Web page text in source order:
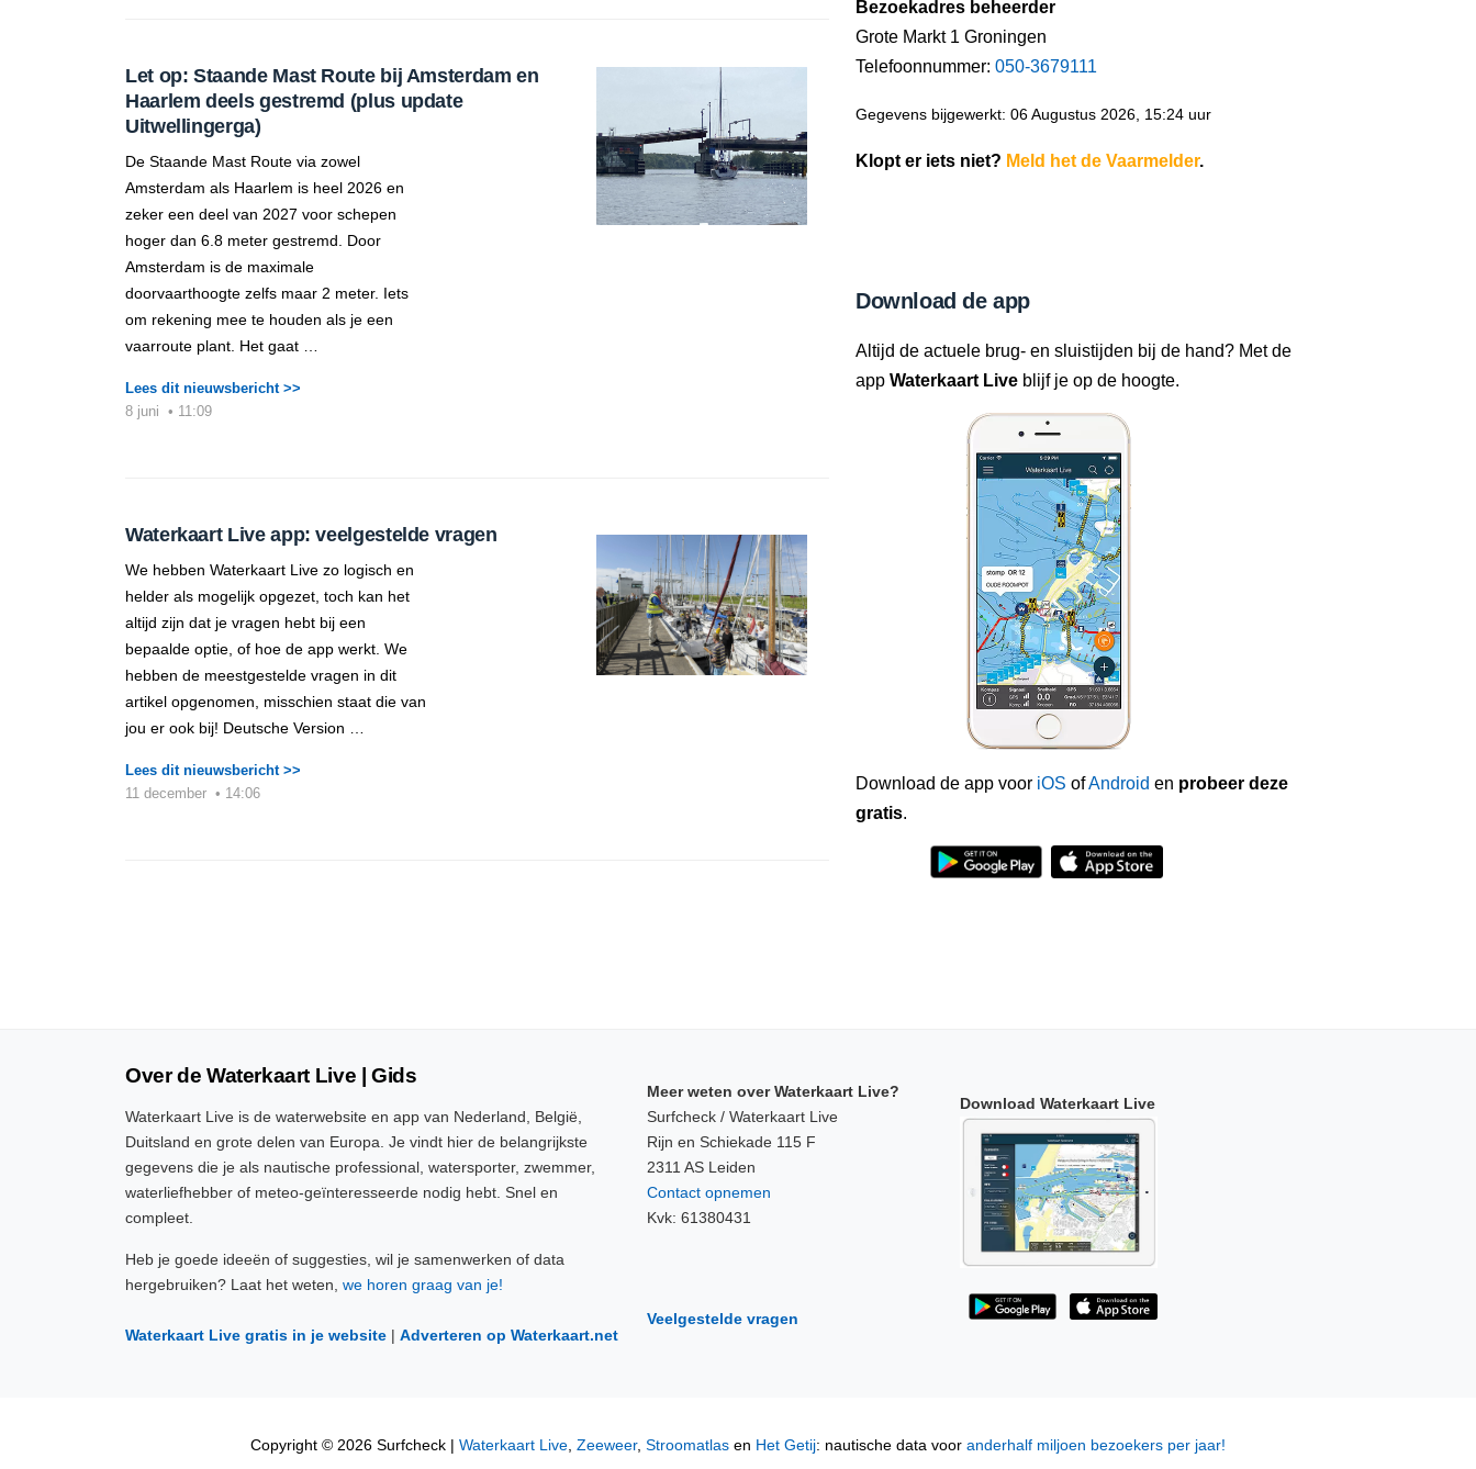
Let op: Staande Mast Route bij Amsterdam en
Haarlem deels gestremd (plus update
Uitwellingerga)
De Staande Mast Route via zowel
Amsterdam als Haarlem is heel 2026 en
zeker een deel van 2027 voor schepen
hoger dan 6.8 meter gestremd. Door
Amsterdam is de maximale
doorvaarthoogte zelfs maar 2 meter. Iets
om rekening mee te houden als je een
vaarroute plant. Het gaat …
Lees dit nieuwsbericht >>
8 juni • 11:09
Waterkaart Live app: veelgestelde vragen
We hebben Waterkaart Live zo logisch en
helder als mogelijk opgezet, toch kan het
altijd zijn dat je vragen hebt bij een
bepaalde optie, of hoe de app werkt. We
hebben de meestgestelde vragen in dit
artikel opgenomen, misschien staat die van
jou er ook bij! Deutsche Version …
Lees dit nieuwsbericht >>
11 december • 14:06
Bezoekadres beheerder
Grote Markt 1 Groningen
Telefoonnummer: 050-3679111
Gegevens bijgewerkt: 06 Augustus 2026, 15:24 uur
Klopt er iets niet? Meld het de Vaarmelder.
Download de app
Altijd de actuele brug- en sluistijden bij de hand? Met de
app Waterkaart Live blijf je op de hoogte.
Download de app voor iOS ofAndroid en probeer deze
gratis.
Over de Waterkaart Live | Gids
Waterkaart Live is de waterwebsite en app van Nederland, België,
Duitsland en grote delen van Europa. Je vindt hier de belangrijkste
gegevens die je als nautische professional, watersporter, zwemmer,
waterliefhebber of meteo-geïnteresseerde nodig hebt. Snel en
compleet.
Heb je goede ideeën of suggesties, wil je samenwerken of data
hergebruiken? Laat het weten, we horen graag van je!
Waterkaart Live gratis in je website | Adverteren op Waterkaart.net
Meer weten over Waterkaart Live?
Surfcheck / Waterkaart Live
Rijn en Schiekade 115 F
2311 AS Leiden
Contact opnemen
Kvk: 61380431
Veelgestelde vragen
Download Waterkaart Live
Copyright © 2026 Surfcheck | Waterkaart Live, Zeeweer, Stroomatlas en Het Getij: nautische data voor anderhalf miljoen bezoekers per jaar!